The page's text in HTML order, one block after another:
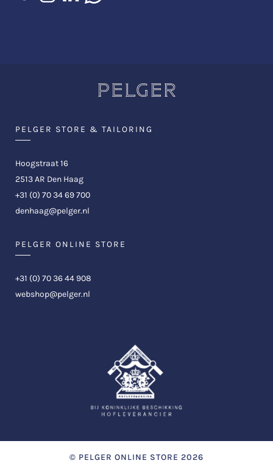
PELGER STORE & TAILORING
Hoogstraat 16
2513 AR Den Haag
+31 (0) 70 34 69 700
denhaag@pelger.nl
PELGER ONLINE STORE
+31 (0) 70 36 44 908
webshop@pelger.nl
© PELGER ONLINE STORE 2026